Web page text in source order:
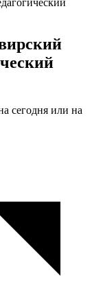
сегодня или на